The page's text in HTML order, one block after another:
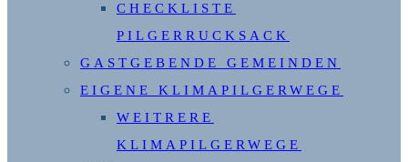
CHECKLISTE
PILGERRUCKSACK
GASTGEBENDE GEMEINDEN
EIGENE KLIMAPILGERWEGE
WEITRERE
KLIMAPILGERWEGE